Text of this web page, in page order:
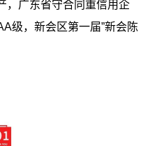
，广东省守合同重信用企
级，新会区第一届”新会陈